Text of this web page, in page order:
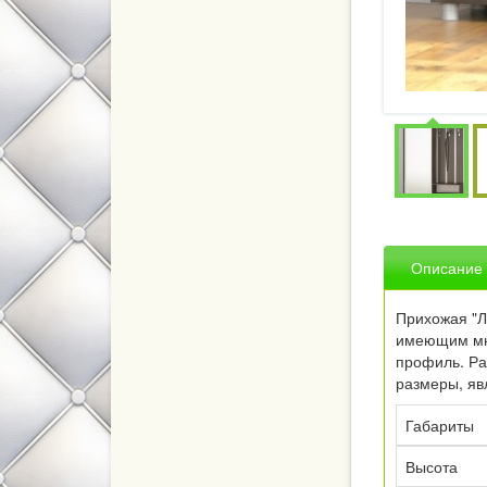
Описание
Прихожая
имеющим
профиль.
размеры,
Габариты
Высота